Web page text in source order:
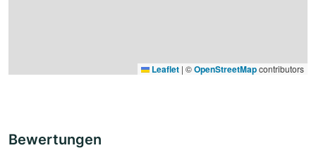
Leaflet | ©OpenStreetMapcontributors
Bewertungen